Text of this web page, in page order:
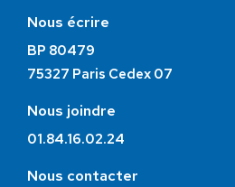
Nous écrire
BP 80479
75327 Paris Cedex 07
Nous joindre
01.84.16.02.24
Nous contacter